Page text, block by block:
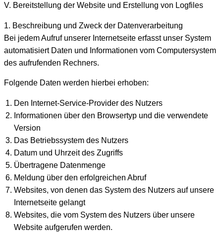
V. Bereitstellung der Website und Erstellung von Logfiles
1. Beschreibung und Zweck der Datenverarbeitung
Bei jedem Aufruf unserer Internetseite erfasst unser System
automatisiert Daten und Informationen vom Computersystem
des aufrufenden Rechners.
Folgende Daten werden hierbei erhoben:
Den Internet-Service-Provider des Nutzers
Informationen über den Browsertyp und die verwendete
Version
Das Betriebssystem des Nutzers
Datum und Uhrzeit des Zugriffs
Übertragene Datenmenge
Meldung über den erfolgreichen Abruf
Websites, von denen das System des Nutzers auf unsere
Internetseite gelangt
Websites, die vom System des Nutzers über unsere
Website aufgerufen werden.